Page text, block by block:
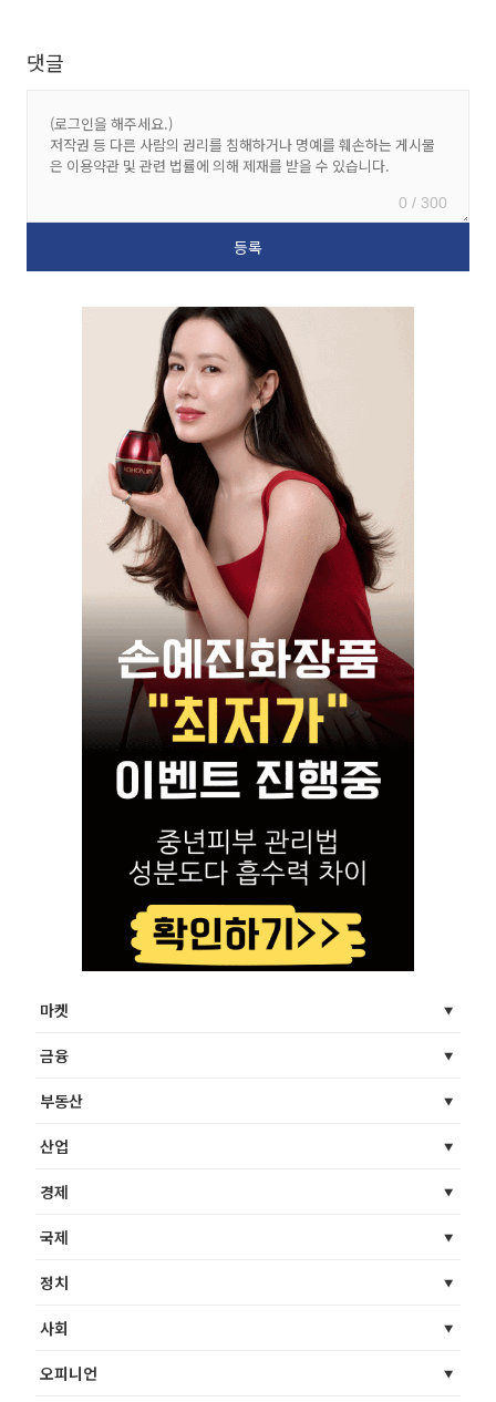
댓글
0 / 300
마켓
금융
부동산
산업
경제
국제
정치
사회
오피니언